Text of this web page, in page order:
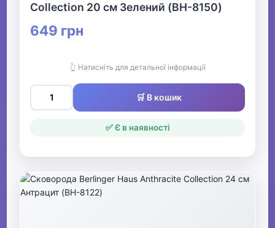
Collection 20 см Зелений (BH-8150)
649 грн
👆 Натисніть для детальної інформації
🛒 В кошик
✅ Є в наявності